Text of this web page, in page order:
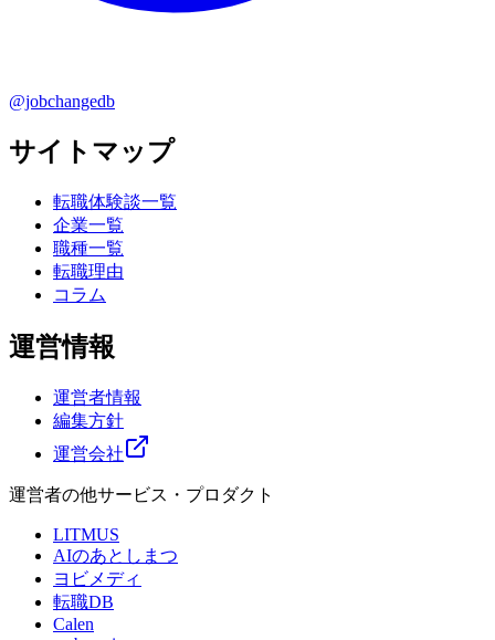
@jobchangedb
サイトマップ
転職体験談一覧
企業一覧
職種一覧
転職理由
コラム
運営情報
運営者情報
編集方針
運営会社
運営者の他サービス・プロダクト
LITMUS
AIのあとしまつ
ヨビメディ
転職DB
Calen